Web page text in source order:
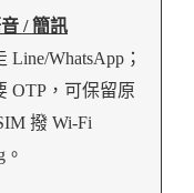
/ 簡訊
Line/WhatsApp；
OTP，可保留原
撥 Wi-Fi